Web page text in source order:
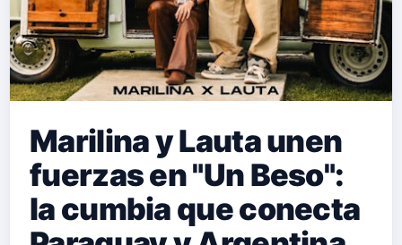
Marilina y Lauta unen
fuerzas en "Un Beso":
la cumbia que conecta